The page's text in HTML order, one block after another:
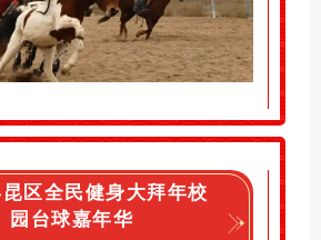
区全民健身大拜年校
园台球嘉年华